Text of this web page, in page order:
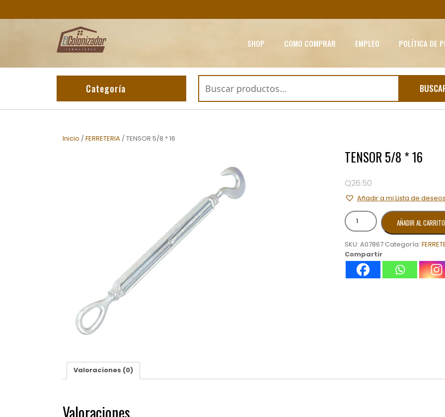
SHOP COMO COMPRAR EMPLEO POLÍTICA DE
Categoría
por:
Inicio /FERRETERIA / TENSOR 5/8 * 16
TENSOR 5/8 * 16
Q26.50
Añadir a mi Lista de
TENSOR
5/8
16
cantidad
AÑADIR AL CARRITO
SKU: A07867 Categoría:
Compartir
Valoraciones (0)
Valoraciones